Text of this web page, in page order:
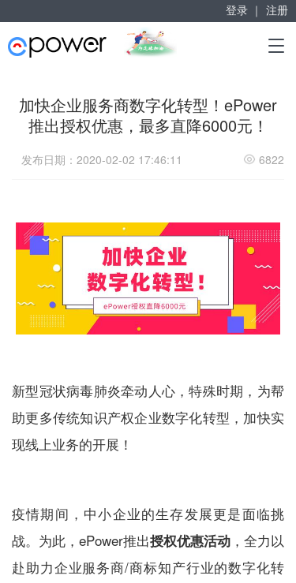
T
l
a
a
t
n
赋能“大众创业”
掘金万亿企业服务市场！
登录 ｜ 注册
加快企业服务商数字化转型！ePower
推出授权优惠，最多直降6000元！
发布日期：2020-02-02 17:46:11 6822
新型冠状病毒肺炎牵动人心，特殊时期，为帮
助更多传统知识产权企业数字化转型，加快实
现线上业务的开展！
疫情期间，中小企业的生存发展更是面临挑
战。为此，ePower推出授权优惠活动 ，全力以
赴助力企业服务商/商标知产行业的数字化转